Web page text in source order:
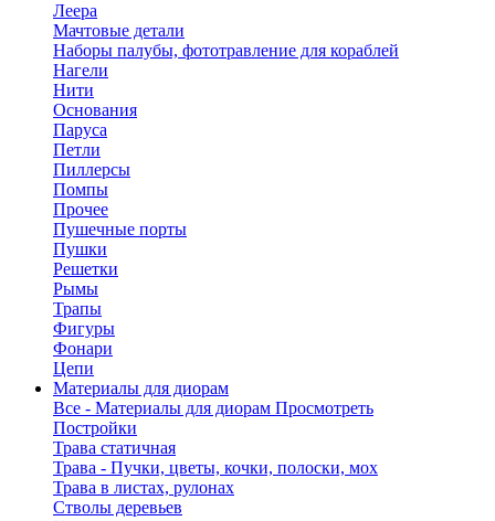
Леера
Мачтовые детали
Наборы палубы, фототравление для кораблей
Нагели
Нити
Основания
Паруса
Петли
Пиллерсы
Помпы
Прочее
Пушечные порты
Пушки
Решетки
Рымы
Трапы
Фигуры
Фонари
Цепи
Материалы для диорам
Все - Материалы для диорам Просмотреть
Постройки
Трава статичная
Трава - Пучки, цветы, кочки, полоски, мох
Трава в листах, рулонах
Стволы деревьев